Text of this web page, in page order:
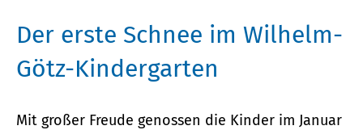
Der erste Schnee im Wilhelm-
Götz-Kindergarten
Mit großer Freude genossen die Kinder im Januar